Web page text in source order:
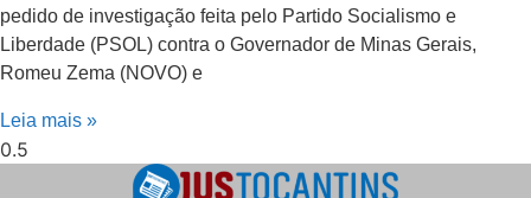
pedido de investigação feita pelo Partido Socialismo e
Liberdade (PSOL) contra o Governador de Minas Gerais,
Romeu Zema (NOVO) e
Leia mais »